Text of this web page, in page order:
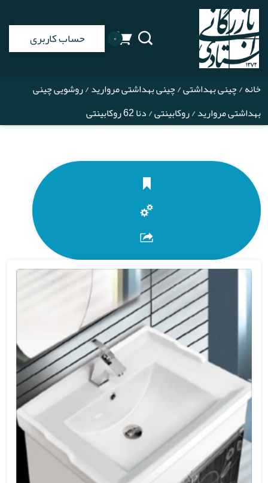
۰ حساب کاربری
خانه/چینی بهداشتی/چینی بهداشتی مروارید/روشویی چینی
بهداشتی مروارید/روکابینتی/ دنا 62 روکابینتی